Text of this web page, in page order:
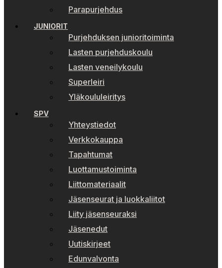
Parapurjehdus
JUNIORIT
Purjehduksen junioritoiminta
Lasten purjehduskoulu
Lasten veneilykoulu
Superleiri
Yläkoululeiritys
SPV
Yhteystiedot
Verkkokauppa
Tapahtumat
Luottamustoiminta
Liittomateriaalit
Jäsenseurat ja luokkaliitot
Liity jäsenseuraksi
Jäsenedut
Uutiskirjeet
Edunvalvonta